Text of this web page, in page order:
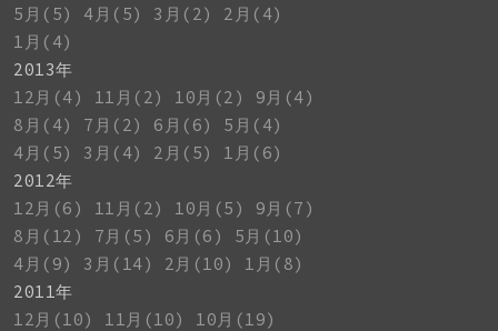
5月(5)
4月(5) 3月(2)
2月(4)
1月(4)
2013年
12月(4)
11月(2) 10月(2)
9月(4)
8月(4)
7月(2) 6月(6)
5月(4)
4月(5)
3月(4) 2月(5)
1月(6)
2012年
12月(6)
11月(2) 10月(5)
9月(7)
8月(12)
7月(5) 6月(6)
5月(10)
4月(9)
3月(14) 2月(10)
1月(8)
2011年
12月(10)
11月(10)
10月(19)